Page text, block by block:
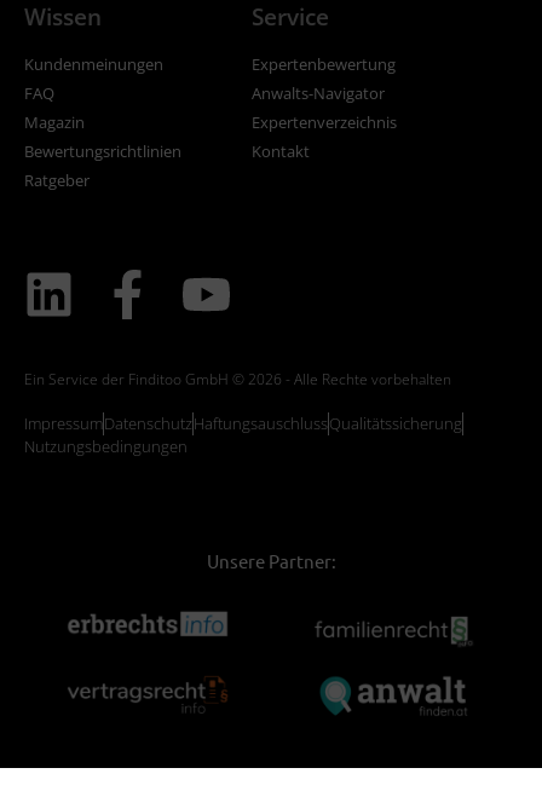
Wissen
Kundenmeinungen
FAQ
Magazin
Bewertungsrichtlinien
Ratgeber
Service
Expertenbewertung
Anwalts-Navigator
Expertenverzeichnis
Kontakt
Ein Service der Finditoo GmbH © 2026 - Alle Rechte vorbehalten
ImpressumDatenschutzHaftungsauschlussQualitätssicherung
Nutzungsbedingungen
Unsere Partner: